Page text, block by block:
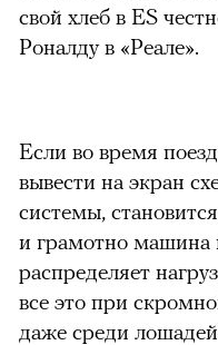
свой хлеб в ES
Роналду в «Реале».
Если во время
вывести на экран
системы,
и грамотно машина
распределяет
все это при
даже среди